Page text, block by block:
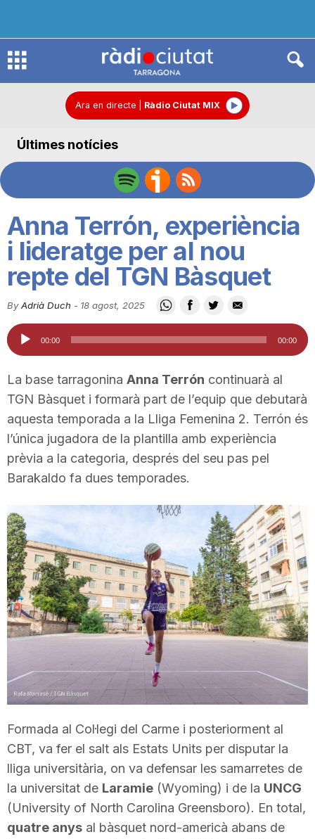
R
d
o
C
u
t
a
d
e
a
r
a
Ara en directe Ràdio Ciutat MIX
Últimes notícies
Anna Terrón, experiència
i lideratge per al nou
repte del TGN Bàsquet
By Adrià Duch - 18 agost, 2025
Reproductor
d'àudio
00:00 00:00
La base tarragonina Anna Terrón continuarà al
TGN Bàsquet i formarà part de l’equip que debutarà
aquesta temporada a la Lliga Femenina 2. Terrón és
l’única jugadora de la plantilla amb experiència
prèvia a la categoria, després del seu pas pel
Barakaldo fa dues temporades.
Formada al Col·legi del Carme i posteriorment al
CBT, va fer el salt als Estats Units per disputar la
lliga universitària, on va defensar les samarretes de
la universitat de Laramie (Wyoming) i de la UNCG
(University of North Carolina Greensboro). En total,
quatre anys al bàsquet nord-americà abans de